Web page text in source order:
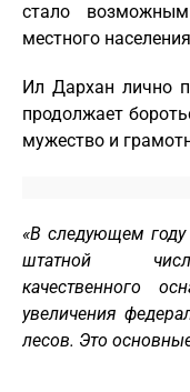
стало
местного
Ил Дархан лично
продолжает
мужество и
«В следующем
штатной
качественного
увеличения
лесов. Это